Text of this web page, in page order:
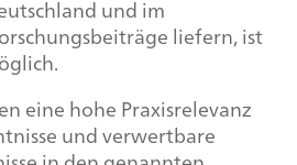
und im
liefern, ist
eine hohe Praxisrelevanz
und verwertbare